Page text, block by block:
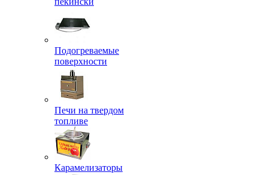
Подогреваемые
поверхности
Печи на твердом
топливе
Карамелизаторы